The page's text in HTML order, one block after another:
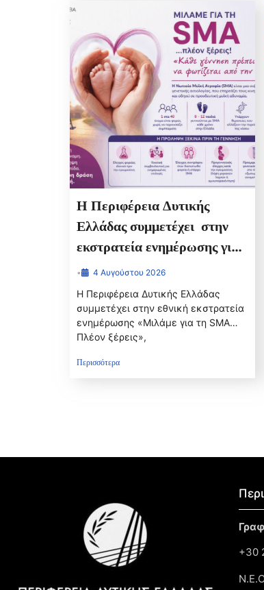
Η Περιφέρεια Δυτικής
Ελλάδας συμμετέχει στην
εκστρατεία ενημέρωσης για
τη Νωτιαία Μυϊκή Ατροφία
• 4 Αυγούστου 2026
Η Περιφέρεια Δυτικής Ελλάδας
συμμετέχει στην εθνική εκστρατεία
ενημέρωσης «Μιλάμε για τη SMA…
Πλέον ξέρεις»,
Περισσότερα
+30